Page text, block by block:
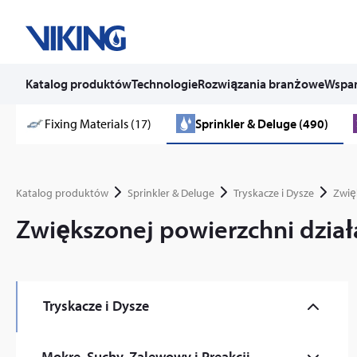
Katalog produktówTechnologieRozwiązania branżowe
Fixing Materials (17) Sprinkler & Deluge (490)
Katalog produktów Sprinkler & Deluge Tryskacze i Dysze
Zwiększonej powierzchni
Tryskacze i Dysze
Komercyjny (59)